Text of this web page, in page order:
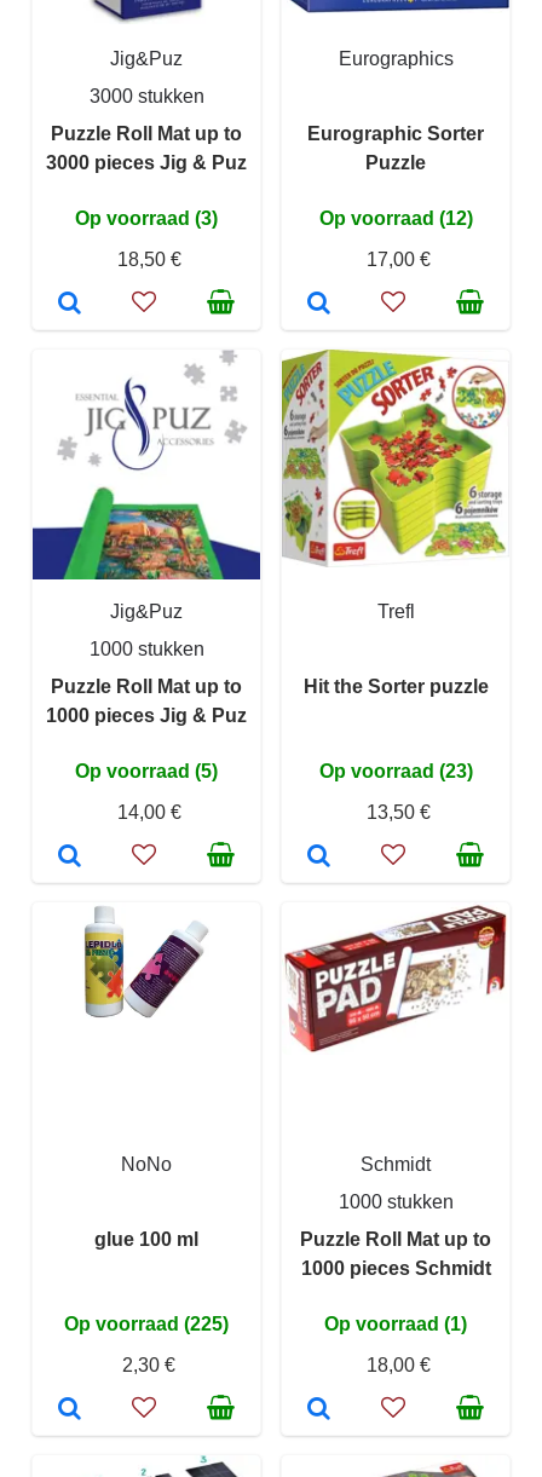
Jig&Puz
3000 stukken
Puzzle Roll Mat up to
3000 pieces Jig & Puz
Op voorraad (3)
18,50 €
Eurographics
Eurographic Sorter
Puzzle
Op voorraad (12)
17,00 €
Jig&Puz
1000 stukken
Puzzle Roll Mat up to
1000 pieces Jig & Puz
Op voorraad (5)
14,00 €
Trefl
Hit the Sorter puzzle
Op voorraad (23)
13,50 €
NoNo
glue 100 ml
Op voorraad (225)
2,30 €
Schmidt
1000 stukken
Puzzle Roll Mat up to
1000 pieces Schmidt
Op voorraad (1)
18,00 €